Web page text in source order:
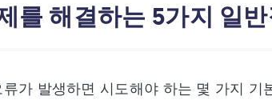
를 해결하는 5가지 일
가 발생하면 시도해야 하는 몇 가지 기